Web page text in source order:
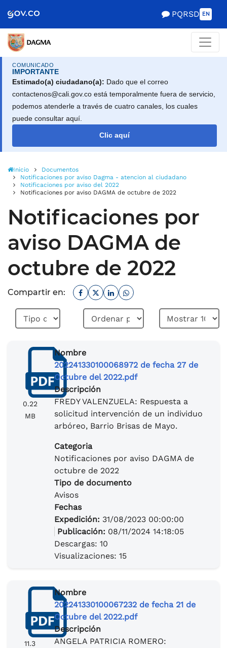
de Gobierno
PQRSD EN
COMUNICADO
IMPORTANTE
Estimado(a) ciudadano(a): Dado que el correo
contactenos@cali.gov.co está temporalmente fuera de servicio,
podemos atenderle a través de cuatro canales, los cuales
puede consultar aquí.
Clic aquí
Inicio
Documentos
Notificaciones por aviso Dagma - atencion al ciudadano
Notificaciones por aviso del 2022
Notificaciones por aviso DAGMA de octubre de 2022
Notificaciones por
aviso DAGMA de
octubre de 2022
Compartir en: Facebook
TwitterLinkedinWhatsapp
0.22
MB
Nombre
202241330100068972 de fecha 27 de
Octubre del 2022.pdf
Descripción
FREDY VALENZUELA: Respuesta a
solicitud intervención de un individuo
arbóreo, Barrio Brisas de Mayo.
Categoria
Notificaciones por aviso DAGMA de
octubre de 2022
Tipo de documento
Avisos
Fechas
Expedición: 31/08/2023 00:00:00
Publicación: 08/11/2024 14:18:05
Descargas: 10
Visualizaciones: 15
11.3
Nombre
202241330100067232 de fecha 21 de
Octubre del 2022.pdf
Descripción
ANGELA PATRICIA ROMERO: